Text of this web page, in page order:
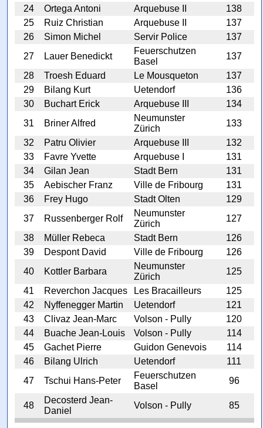
24
Ortega Antoni Arquebuse II
138
25
Ruiz Christian Arquebuse II
137
26
Simon Michel Servir Police
137
27
Lauer Benedickt
Feuerschutzen
Basel
137
28
Troesh Eduard Le Mousqueton
137
29
Bilang Kurt Uetendorf
136
30
Buchart Erick Arquebuse III
134
31
Briner Alfred
Neumunster
Zürich
133
32
Patru Olivier Arquebuse III
132
33
Favre Yvette Arquebuse I
131
34
Gilan Jean Stadt Bern
131
35
Aebischer Franz Ville de Fribourg
131
36
Frey Hugo Stadt Olten
129
37
Russenberger Rolf
Neumunster
Zürich
127
38
Müller Rebeca Stadt Bern
126
39
Despont David Ville de Fribourg
126
40
Kottler Barbara
Neumunster
Zürich
125
41
Reverchon Jacques Les Bracailleurs
125
42
Nyffenegger Martin Uetendorf
121
43
Clivaz Jean-Marc Volson - Pully
120
44
Buache Jean-Louis Volson - Pully
114
45
Gachet Pierre Guidon Genevois
114
46
Bilang Ulrich Uetendorf
111
47
Tschui Hans-Peter
Feuerschutzen
Basel
96
48
Decosterd Jean-
Daniel
Volson - Pully 85